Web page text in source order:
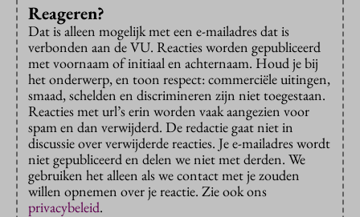
Reageren?
Dat is alleen mogelijk met een e-mailadres dat is
verbonden aan de VU. Reacties worden gepubliceerd
met voornaam of initiaal en achternaam. Houd je bij
het onderwerp, en toon respect: commerciële uitingen,
smaad, schelden en discrimineren zijn niet toegestaan.
Reacties met url’s erin worden vaak aangezien voor
spam en dan verwijderd. De redactie gaat niet in
discussie over verwijderde reacties. Je e-mailadres wordt
niet gepubliceerd en delen we niet met derden. We
gebruiken het alleen als we contact met je zouden
willen opnemen over je reactie. Zie ook ons
privacybeleid.